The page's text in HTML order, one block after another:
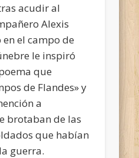
acudir al
Alexis
el campo de
le inspiró
que
de Flandes» y
a
brotaban de las
que habían
guerra.